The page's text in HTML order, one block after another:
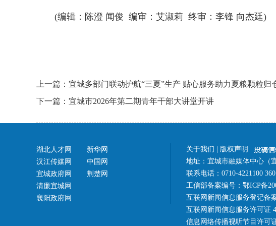
(编辑：陈澄 闻俊 编审：艾淑莉 终审：李锋 向杰廷)
上一篇：宜城多部门联动护航“三夏”生产 贴心服务助力夏粮颗粒归
下一篇：宜城市2026年第二期青年干部大讲堂开讲
湖北人才网
汉江传媒网
宜城政府网
清廉宜城网
襄阳政府网
新华网
中国网
荆楚网
关于我们
版权声明
地址：宜城市融媒体中心（
联系电话：0710-4221100
工信部备案编号： 鄂ICP备
互联网新闻信息服务登记备
互联网新闻信息服务许可证
信息网络传播视听节目许可